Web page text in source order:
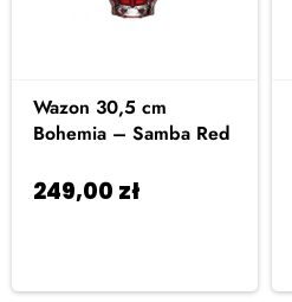
Wazon 30,5 cm
Bohemia – Samba Red
249,00 zł